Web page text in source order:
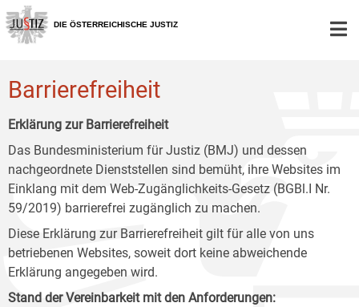
Zur
Hauptnavigation
[1]
Zum
Inhalt
[2]
Zum
Untermenü
[3]
DIE ÖSTERREICHISCHE JUSTIZ
Barrierefreiheit
Erklärung zur Barrierefreiheit
Das Bundesministerium für Justiz (BMJ) und dessen
nachgeordnete Dienststellen sind bemüht, ihre Websites im
Einklang mit dem Web-Zugänglichkeits-Gesetz (BGBl.I Nr.
59/2019) barrierefrei zugänglich zu machen.
Diese Erklärung zur Barrierefreiheit gilt für alle von uns
betriebenen Websites, soweit dort keine abweichende
Erklärung angegeben wird.
Stand der Vereinbarkeit mit den Anforderungen: